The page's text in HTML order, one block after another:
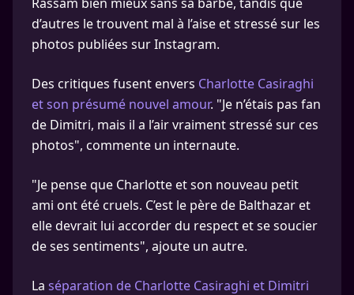
d’autres le trouvent mal à l’aise et stressé sur les
photos publiées sur Instagram.
Des critiques fusent envers Charlotte Casiraghi
et son présumé nouvel amour. "Je n’étais pas fan
de Dimitri, mais il a l’air vraiment stressé sur ces
photos", commente un internaute.
"Je pense que Charlotte et son nouveau petit
ami ont été cruels. C’est le père de Balthazar et
elle devrait lui accorder du respect et se soucier
de ses sentiments", ajoute un autre.
La séparation de Charlotte Casiraghi et Dimitri